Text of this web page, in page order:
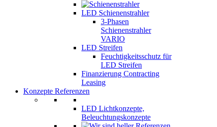
LED Schienenstrahler
3-Phasen
Schienenstrahler
VARIO
LED Streifen
Feuchtigkeitsschutz für
LED Streifen
Finanzierung Contracting
Leasing
Konzepte Referenzen
LED Lichtkonzepte,
Beleuchtungskonzepte